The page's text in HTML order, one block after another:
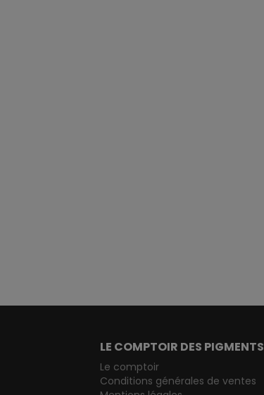
LE COMPTOIR DES PIGMENTS
Le comptoir
Conditions générales de ventes